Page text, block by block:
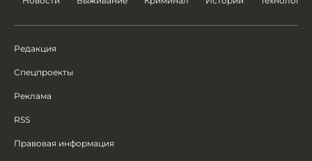
Редакция
Спецпроекты
Реклама
RSS
Правовая информация